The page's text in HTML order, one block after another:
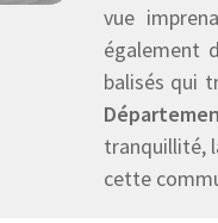
vue
également
balisés qui
tranquillité,
cette